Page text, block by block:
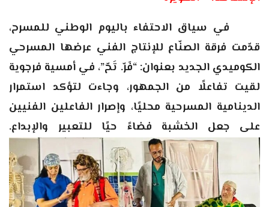
في سياق الاحتفاء باليوم الوطني للمسرح،
قدّمت فرقة الصنّاع للإنتاج الفني عرضها المسرحي
الكوميدي الجديد بعنوان: “فَرّ. تَحّ”، في أمسية فرجوية
لقيت تفاعلًا من الجمهور، وجاءت لتؤكد استمرار
الدينامية المسرحية محليًا، وإصرار الفاعلين الفنيين
على جعل الخشبة فضاءً حيًا للتعبير والإبداع.